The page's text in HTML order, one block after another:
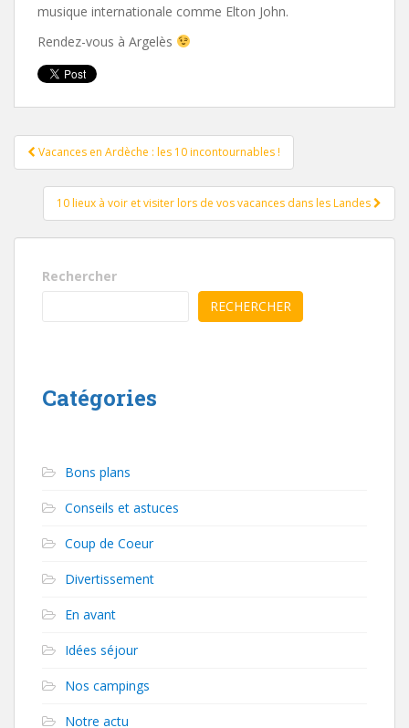
musique internationale comme Elton John.
Rendez-vous à Argelès
Pagination
d'article
Vacances en Ardèche : les 10 incontournables !
10 lieux à voir et visiter lors de vos vacances dans les Landes
Rechercher
RECHERCHER
Catégories
Bons plans
Conseils et astuces
Coup de Coeur
Divertissement
En avant
Idées séjour
Nos campings
Notre actu